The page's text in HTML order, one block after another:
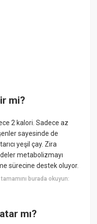
mi?
2 kalori. Sadece az
sayesinde de
yeşil çay. Zira
metabolizmayı
sürecine destek oluyor.
tamamını burada okuyun:
mı?